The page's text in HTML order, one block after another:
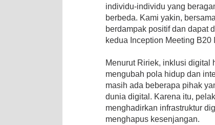
individu-individu yang
berbeda. Kami yakin,
berdampak positif dan dapat
kedua Inception Meeting
Menurut Ririek, inklusi digital
mengubah pola hidup dan
masih ada beberapa pihak
dunia digital. Karena itu,
menghadirkan infrastruktur
menghapus kesenjangan.